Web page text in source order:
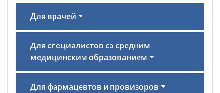
Для врачей
Для специалистов со средним
медицинским образованием
Для фармацевтов и провизоров